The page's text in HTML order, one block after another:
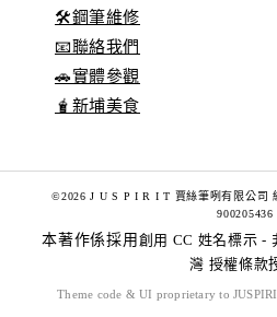
🛠️鋼筆維修
📧聯絡我們
🚗實體參觀
🧋新埔美食
©2026 J U S P I R I T 賈絲筆咧有限公司
900205436
本著作係採用 創用 CC 姓名標示 -
灣 授權條款
Theme code & UI proprietary to